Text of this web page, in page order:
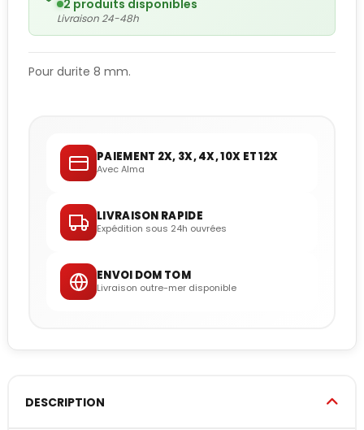
2 produits disponibles
Livraison 24-48h
Pour durite 8 mm.
PAIEMENT 2X, 3X, 4X, 10X ET 12X
Avec Alma
LIVRAISON RAPIDE
Expédition sous 24h ouvrées
ENVOI DOM TOM
Livraison outre-mer disponible
DESCRIPTION